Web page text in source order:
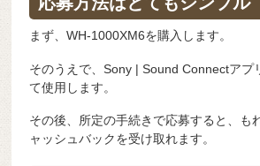
まず、WH-1000XM6を購入します。
そのうえで、Sony | Sound Connectアプ
て使用します。
その後、所定の手続きで応募すると、も
ャッシュバックを受け取れます。